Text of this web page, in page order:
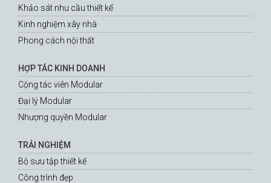
Khảo sát nhu cầu thiết kế
Kinh nghiệm xây nhà
Phong cách nội thất
HỢP TÁC KINH DOANH
Cộng tác viên Modular
Đại lý Modular
Nhượng quyền Modular
TRẢI NGHIỆM
Bộ sưu tập thiết kế
Công trình đẹp